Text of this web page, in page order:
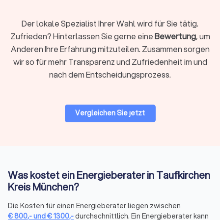
Umsetzung und Nachkontrolle:Nach der Genehmigung
der Fördermittel und der Beratung beginnt die
Umsetzung der empfohlenen Maßnahmen. Viele
Energieberater führen selbst Nachkontrollen durch, um
die korrekte Umsetzung der Maßnahmen zu
gewährleisten und die Erreichung der angestrebten
Wie finde ich einen Energieberater in
unverbindliche Angebote von lokalen Energieberatern
erhalten. Vergleichen Sie Preise und Leistungen, um den
Der lokale Spezialist Ihrer Wahl wird für Sie tätig.
Zufrieden? Hinterlassen Sie gerne eineBewertung, um
Anderen Ihre Erfahrung mitzuteilen. Zusammen sorgen
wir so für mehr Transparenz und Zufriedenheit im und
nach dem Entscheidungsprozess.
Vergleichen Sie jetzt
Was kostet ein Energieberater in Taufkirchen
Kreis München?
Die Kosten für einen Energieberater liegen zwischen
€800,-und€1300,-durchschnittlich. Ein Energieberater kann